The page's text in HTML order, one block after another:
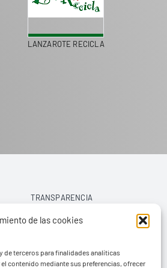
de las cookies
de terceros para finalidades analíticas
contenido mediante sus preferencias, ofrecer
LANZAROTE RECICLA
TRANSPARENCIA
AVISO LEGAL
POLÍTICA DE PRIVACIDAD